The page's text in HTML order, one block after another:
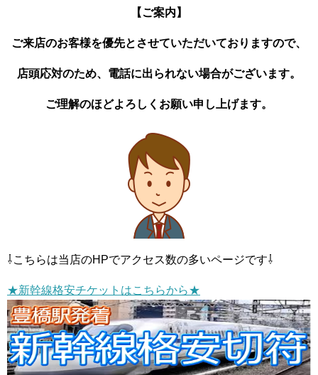
【ご案内】
ご来店のお客様を優先とさせていただいておりますので、
店頭応対のため、電話に出られない場合がございます。
ご理解のほどよろしくお願い申し上げます。
⇩こちらは当店のHPでアクセス数の多いページです⇩
★新幹線格安チケットはこちらから★